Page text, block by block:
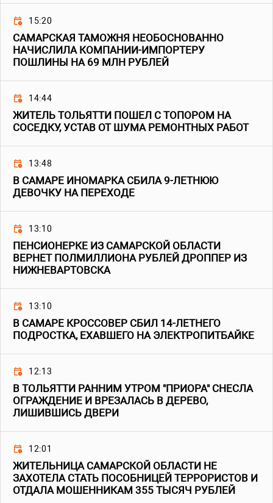
15:20
САМАРСКАЯ ТАМОЖНЯ НЕОБОСНОВАННО
НАЧИСЛИЛА КОМПАНИИ-ИМПОРТЕРУ
ПОШЛИНЫ НА 69 МЛН РУБЛЕЙ
14:44
ЖИТЕЛЬ ТОЛЬЯТТИ ПОШЕЛ С ТОПОРОМ НА
СОСЕДКУ, УСТАВ ОТ ШУМА РЕМОНТНЫХ РАБОТ
13:48
В САМАРЕ ИНОМАРКА СБИЛА 9-ЛЕТНЮЮ
ДЕВОЧКУ НА ПЕРЕХОДЕ
13:10
ПЕНСИОНЕРКЕ ИЗ САМАРСКОЙ ОБЛАСТИ
ВЕРНЕТ ПОЛМИЛЛИОНА РУБЛЕЙ ДРОППЕР ИЗ
НИЖНЕВАРТОВСКА
13:10
В САМАРЕ КРОССОВЕР СБИЛ 14-ЛЕТНЕГО
ПОДРОСТКА, ЕХАВШЕГО НА ЭЛЕКТРОПИТБАЙКЕ
12:13
В ТОЛЬЯТТИ РАННИМ УТРОМ "ПРИОРА" СНЕСЛА
ОГРАЖДЕНИЕ И ВРЕЗАЛАСЬ В ДЕРЕВО,
ЛИШИВШИСЬ ДВЕРИ
12:01
ЖИТЕЛЬНИЦА САМАРСКОЙ ОБЛАСТИ НЕ
ЗАХОТЕЛА СТАТЬ ПОСОБНИЦЕЙ ТЕРРОРИСТОВ И
ОТДАЛА МОШЕННИКАМ 355 ТЫСЯЧ РУБЛЕЙ